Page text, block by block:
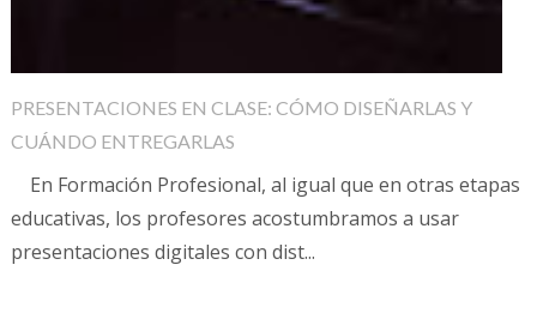
PRESENTACIONES EN CLASE: CÓMO DISEÑARLAS Y
CUÁNDO ENTREGARLAS
En Formación Profesional, al igual que en otras etapas
educativas, los profesores acostumbramos a usar
presentaciones digitales con dist...